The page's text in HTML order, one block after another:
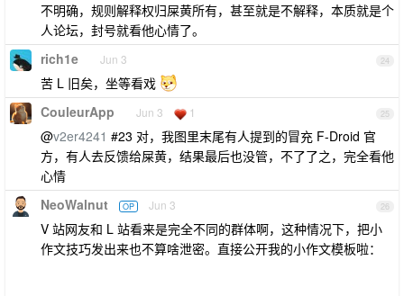
不明确，规则解释权归屎黄所有，甚至就是不解释，本质就是个
人论坛，封号就看他心情了。
24
rich1e Jun 3
苦 L 旧矣，坐等看戏
25
CouleurApp Jun 3 1
@v2er4241 #23 对，我图里末尾有人提到的冒充 F-Droid 官
方，有人去反馈给屎黄，结果最后也没管，不了了之，完全看他
心情
26
NeoWalnut OP Jun 3
V 站网友和 L 站看来是完全不同的群体啊，这种情况下，把小
作文技巧发出来也不算啥泄密。直接公开我的小作文模板啦：